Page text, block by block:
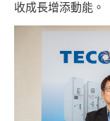
收成長增添動能。